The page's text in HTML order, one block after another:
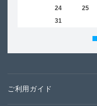
24 25
31
ご利用ガイド